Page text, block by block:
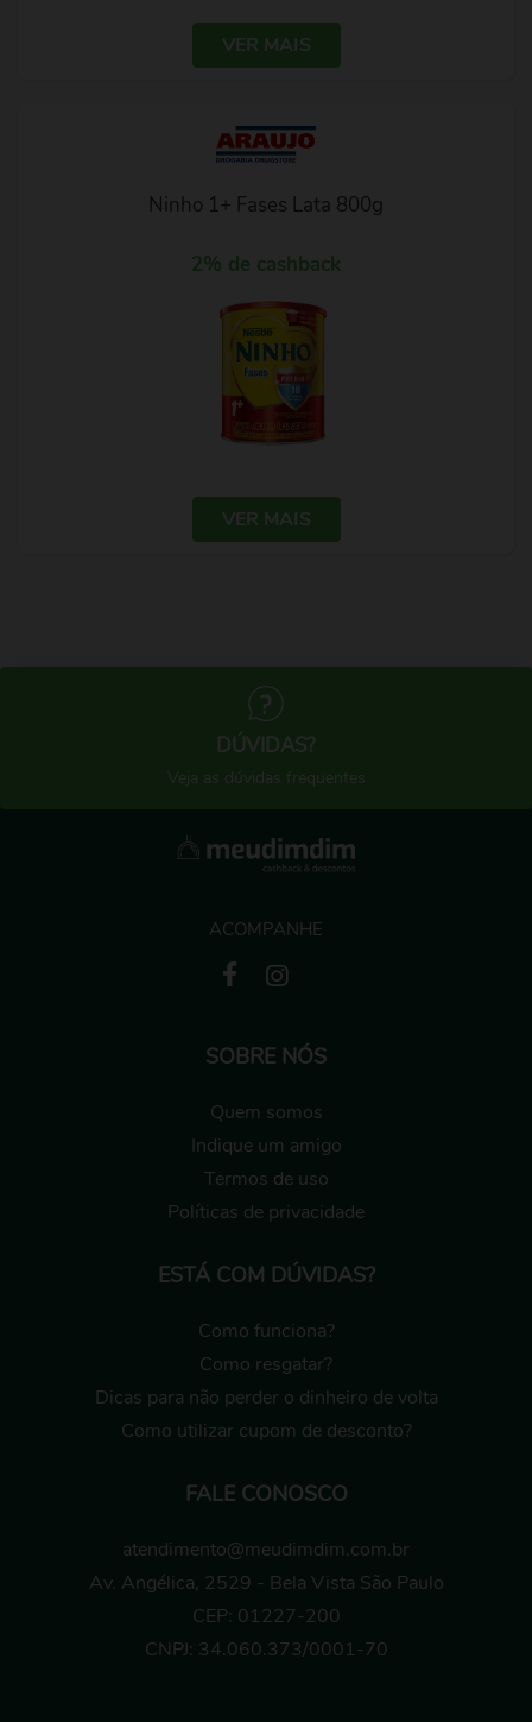
VER MAIS
Ninho 1+ Fases Lata 800g
2% de cashback
VER MAIS
DÚVIDAS?
Veja as dúvidas frequentes
ACOMPANHE
SOBRE NÓS
Quem somos
Indique um amigo
Termos de uso
Políticas de privacidade
ESTÁ COM DÚVIDAS?
Como funciona?
Como resgatar?
Dicas para não perder o dinheiro de volta
Como utilizar cupom de desconto?
FALE CONOSCO
atendimento@meudimdim.com.br
Av. Angélica, 2529 - Bela Vista São Paulo
CEP: 01227-200
CNPJ: 34.060.373/0001-70